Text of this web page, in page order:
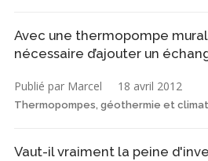
Avec une thermopompe
nécessaire d’ajouter un
Publié par Marcel 18 avril 2012
Thermopompes, géothermie et
Vaut-il vraiment la peine